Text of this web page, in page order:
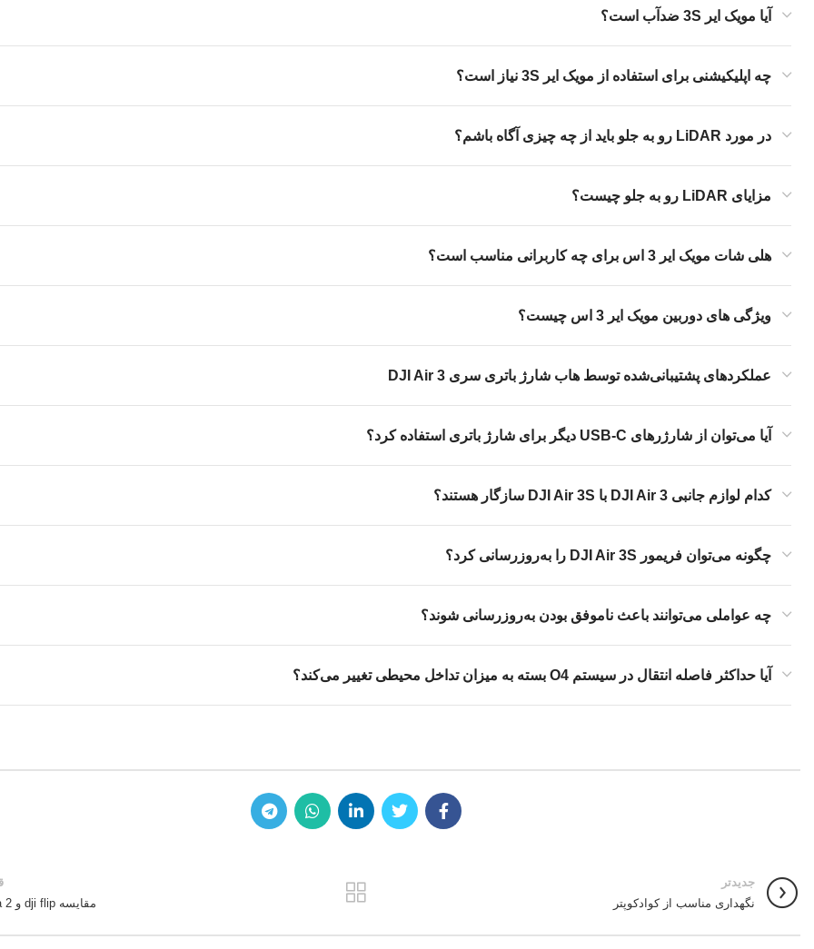
آیا مویک ایر 3S ضدآب است؟
چه اپلیکیشنی برای استفاده از مویک ایر 3S نیاز است؟
در مورد LiDAR رو به جلو باید از چه چیزی آگاه باشم؟
مزایای LiDAR رو به جلو چیست؟
هلی شات مویک ایر 3 اس برای چه کاربرانی مناسب است؟
ویژگی های دوربین مویک ایر 3 اس چیست؟
عملکردهای پشتیبانی‌شده توسط هاب شارژ باتری سری DJI Air 3
آیا می‌توان از شارژرهای USB-C دیگر برای شارژ باتری استفاده کرد؟
کدام لوازم جانبی DJI Air 3 با DJI Air 3S سازگار هستند؟
چگونه می‌توان فریمور DJI Air 3S را به‌روزرسانی کرد؟
چه عواملی می‌توانند باعث ناموفق بودن به‌روزرسانی شوند؟
آیا حداکثر فاصله انتقال در سیستم O4 بسته به میزان تداخل محیطی تغییر می‌کند؟
جدیدتر
نگهداری مناسب از کوادکوپتر
مقایسه dji flip و dji avata 2